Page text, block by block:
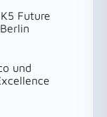
Future
und